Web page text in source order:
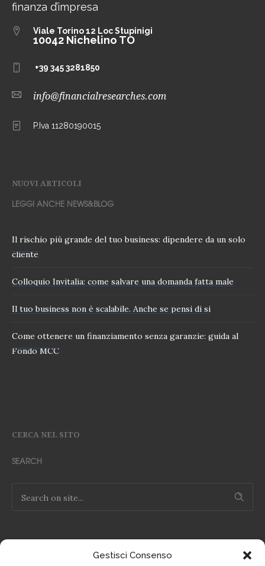
Gestisci Consenso
finanza d’impresa
Viale Torino 12 Loc Stupinigi
10042 Nichelino TO
+39 345 3281850
info@financialresearches.com
P.Iva 11280190015
NUOVI ARTICOLI
LEGGI ANCHE NEWS&BLOG
Il rischio più grande del tuo business: dipendere da un solo
cliente
Colloquio Invitalia: come salvare una domanda fatta male
Il tuo business non è scalabile. Anche se pensi di si
Come ottenere un finanziamento senza garanzie: guida al
Fondo MCC
CERCA NEL SITO
SEARCH